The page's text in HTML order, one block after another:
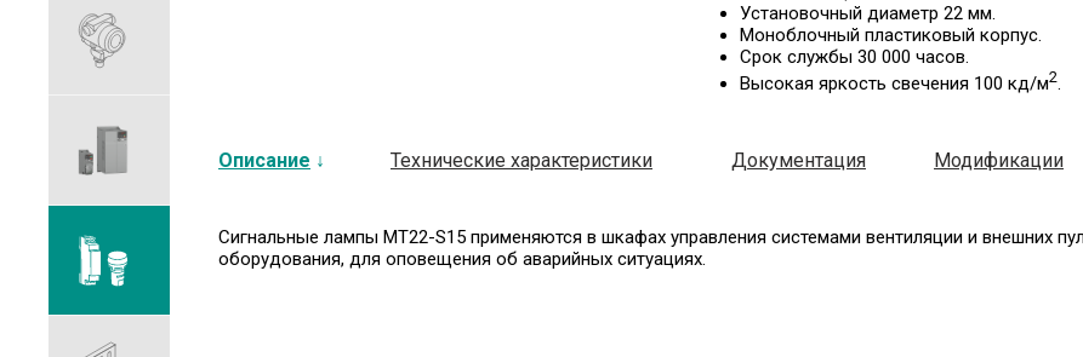
Установочный диаметр 22 мм.
Моноблочный пластиковый корпус.
Срок службы 30 000 часов.
Высокая яркость свечения 100 кд/м2.
Описание Технические характеристики Документация Модификации
Сигнальные лампы MT22-S15 применяются в шкафах управления системами вентиляции и внешних
оборудования, для оповещения об аварийных ситуациях.